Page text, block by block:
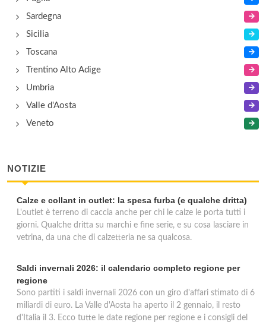
Sardegna
Sicilia
Toscana
Trentino Alto Adige
Umbria
Valle d'Aosta
Veneto
NOTIZIE
Calze e collant in outlet: la spesa furba (e qualche dritta)
L'outlet è terreno di caccia anche per chi le calze le porta tutti i
giorni. Qualche dritta su marchi e fine serie, e su cosa lasciare in
vetrina, da una che di calzetteria ne sa qualcosa.
Saldi invernali 2026: il calendario completo regione per
regione
Sono partiti i saldi invernali 2026 con un giro d'affari stimato di 6
miliardi di euro. La Valle d'Aosta ha aperto il 2 gennaio, il resto
d'Italia il 3. Ecco tutte le date regione per regione e i consigli del